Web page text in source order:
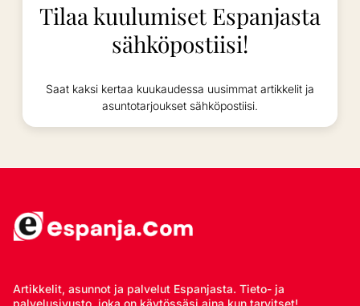
Tilaa kuulumiset Espanjasta
sähköpostiisi!
Saat kaksi kertaa kuukaudessa uusimmat artikkelit ja
asuntotarjoukset sähköpostiisi.
Artikkelit, asunnot ja palvelut Espanjasta. Tieto- ja
palvelusivusto, joka on käytössäsi aina kun tarvitset!